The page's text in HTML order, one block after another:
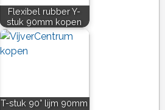
Flexibel rubber Y-
stuk 90mm kopen
T-stuk 90° lijm 90mm